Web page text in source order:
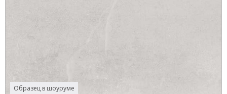
Образец в шоуруме